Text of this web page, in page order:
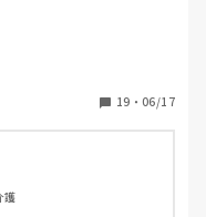
19 ・ 06/17
護